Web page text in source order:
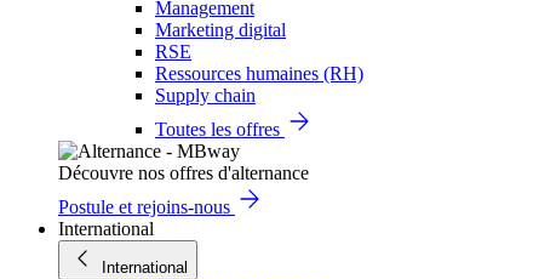
Management
Marketing digital
RSE
Ressources humaines (RH)
Supply chain
Toutes les offres
Découvre nos offres d'alternance
Postule et rejoins-nous
International
International